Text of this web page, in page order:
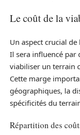
Le coût de la
Un aspect crucial
Il sera influencé par
viabiliser un terrain
Cette marge
géographiques, la
spécificités du
Répartition des